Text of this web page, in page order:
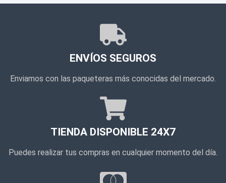
ENVÍOS SEGUROS
Enviamos con las paqueteras más conocidas del mercado.
TIENDA DISPONIBLE 24X7
Puedes realizar tus compras en cualquier momento del día.